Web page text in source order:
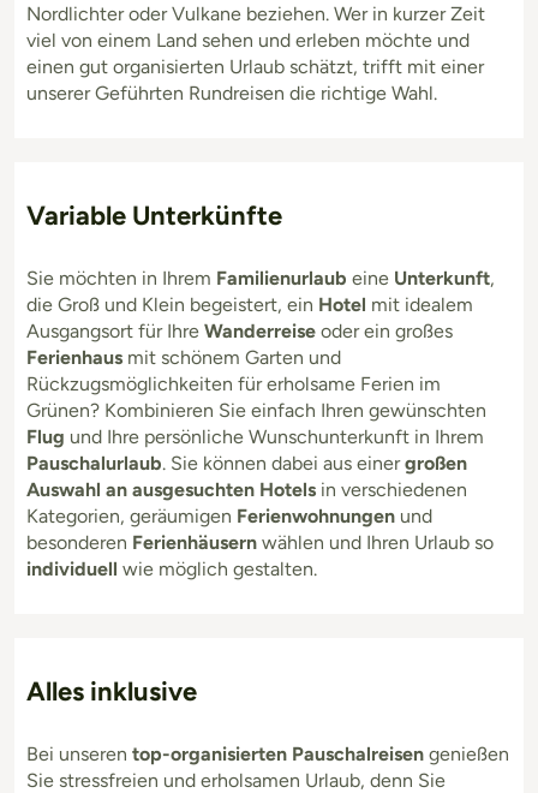
Nordlichter oder Vulkane beziehen. Wer in kurzer Zeit
viel von einem Land sehen und erleben möchte und
einen gut organisierten Urlaub schätzt, trifft mit einer
unserer Geführten Rundreisen die richtige Wahl.
Variable Unterkünfte
Sie möchten in Ihrem Familienurlaub eine Unterkunft,
die Groß und Klein begeistert, ein Hotel mit idealem
Ausgangsort für Ihre Wanderreise oder ein großes
Ferienhaus mit schönem Garten und
Rückzugsmöglichkeiten für erholsame Ferien im
Grünen? Kombinieren Sie einfach Ihren gewünschten
Flug und Ihre persönliche Wunschunterkunft in Ihrem
Pauschalurlaub. Sie können dabei aus einergroßen
Auswahl an ausgesuchten Hotels in verschiedenen
Kategorien, geräumigen Ferienwohnungen und
besonderen Ferienhäusern wählen und Ihren Urlaub so
individuell wie möglich gestalten.
Alles inklusive
Bei unseren top-organisierten Pauschalreisen genießen
Sie stressfreien und erholsamen Urlaub, denn Sie